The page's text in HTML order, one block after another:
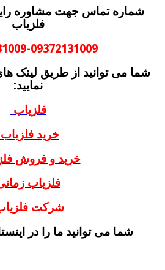
شماره تماس جهت مشاوره
فلزیاب
09372131009
شما می توانید از طریق لینک
نمایید:
فلزیاب
خرید فلزیاب
خرید و فروش
فلزیاب
شرکت
شما می توانید ما را در